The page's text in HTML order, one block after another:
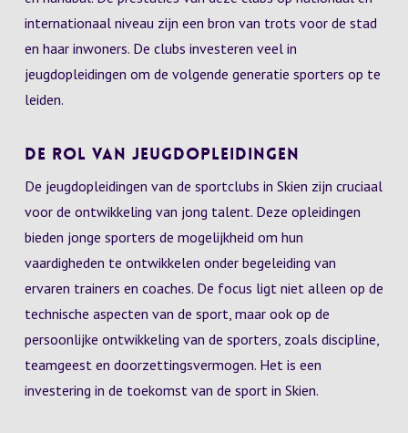
internationaal niveau zijn een bron van trots voor de stad
en haar inwoners. De clubs investeren veel in
jeugdopleidingen om de volgende generatie sporters op te
leiden.
De Rol van Jeugdopleidingen
De jeugdopleidingen van de sportclubs in Skien zijn cruciaal
voor de ontwikkeling van jong talent. Deze opleidingen
bieden jonge sporters de mogelijkheid om hun
vaardigheden te ontwikkelen onder begeleiding van
ervaren trainers en coaches. De focus ligt niet alleen op de
technische aspecten van de sport, maar ook op de
persoonlijke ontwikkeling van de sporters, zoals discipline,
teamgeest en doorzettingsvermogen. Het is een
investering in de toekomst van de sport in Skien.